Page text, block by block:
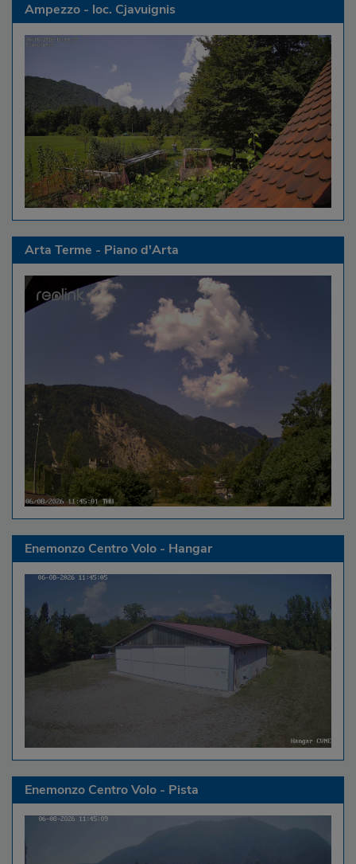
Ampezzo - loc. Cjavuignis
Arta Terme - Piano d'Arta
Enemonzo Centro Volo - Hangar
Enemonzo Centro Volo - Pista